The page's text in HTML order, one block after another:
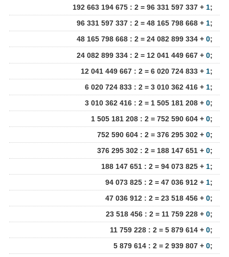
192 663 194 675 : 2 = 96 331 597 337 + 1;
96 331 597 337 : 2 = 48 165 798 668 + 1;
48 165 798 668 : 2 = 24 082 899 334 + 0;
24 082 899 334 : 2 = 12 041 449 667 + 0;
12 041 449 667 : 2 = 6 020 724 833 + 1;
6 020 724 833 : 2 = 3 010 362 416 + 1;
3 010 362 416 : 2 = 1 505 181 208 + 0;
1 505 181 208 : 2 = 752 590 604 + 0;
752 590 604 : 2 = 376 295 302 + 0;
376 295 302 : 2 = 188 147 651 + 0;
188 147 651 : 2 = 94 073 825 + 1;
94 073 825 : 2 = 47 036 912 + 1;
47 036 912 : 2 = 23 518 456 + 0;
23 518 456 : 2 = 11 759 228 + 0;
11 759 228 : 2 = 5 879 614 + 0;
5 879 614 : 2 = 2 939 807 + 0;